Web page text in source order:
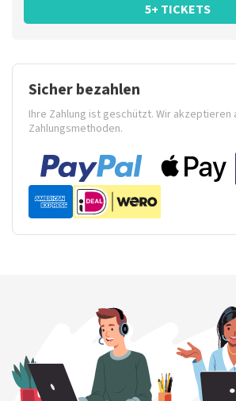
5+ TICKETS
Sicher bezahlen
Ihre Zahlung ist geschützt. Wir akzeptieren
Zahlungsmethoden.